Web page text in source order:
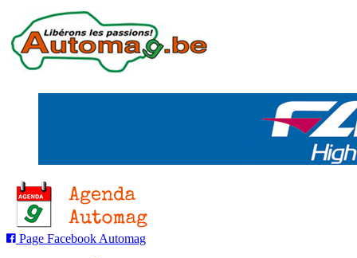
Page Facebook Automag